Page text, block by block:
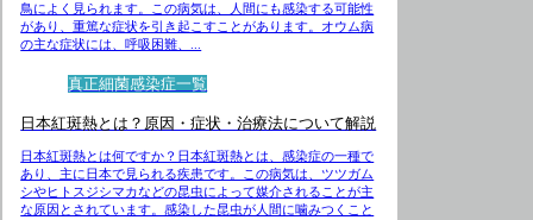
鳥によく見られます。この病気は、人間にも感染する可能性
があり、重篤な症状を引き起こすことがあります。オウム病
の主な症状には、呼吸困難、...
真正細菌感染症一覧
日本紅斑熱とは？原因・症状・治療法について解説
日本紅斑熱とは何ですか？日本紅斑熱とは、感染症の一種で
あり、主に日本で見られる疾患です。この病気は、ツツガム
シやヒトスジシマカなどの昆虫によって媒介されることが主
な原因とされています。感染した昆虫が人間に噛みつくこと